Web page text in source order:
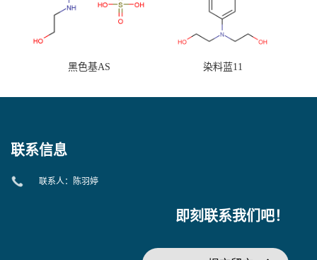
黑色基AS 染料蓝11
联系信息
联系人：陈羽婷
即刻联系我们吧！